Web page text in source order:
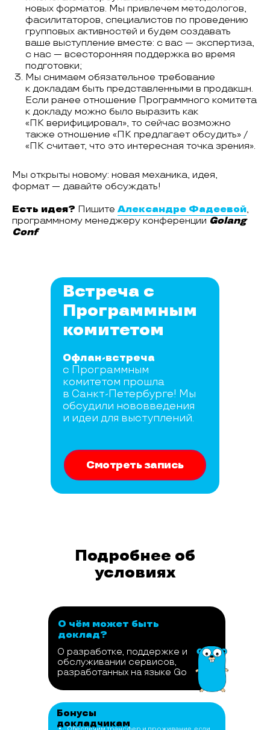
новых форматов. Мы привлечем методологов,
фасилитаторов, специалистов по проведению
групповых активностей и будем создавать
ваше выступление вместе: с вас — экспертиза,
с нас — всесторонняя поддержка во время
подготовки;
Мы снимаем обязательное требование
к докладам быть представленными в продакшн.
Если ранее отношение Программного комитета
к докладу можно было выразить как
«ПК верифицировал», то сейчас возможно
также отношение «ПК предлагает обсудить» /
«ПК считает, что это интересная точка зрения».
Мы открыты новому: новая механика, идея,
формат — давайте обсуждать!
Есть идея? Пишите Александре Фадеевой,
программному менеджеру конференции Golang
Conf
Встреча с
Программным
комитетом
Офлан-встреча
с Программным
комитетом прошла
в Санкт-Петербурге! Мы
обсудили нововведения
и идеи для выступлений.
Смотреть запись
Подробнее об
условиях
О чём может быть
доклад?
О разработке, поддержке и
обслуживании сервисов,
разработанных на языке Go
Бонусы
докладчикам